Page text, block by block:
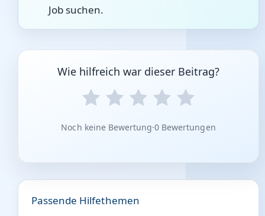
Job suchen.
Wie hilfreich war dieser Beitrag?
Noch keine Bewertung·0 Bewertungen
Passende Hilfethemen